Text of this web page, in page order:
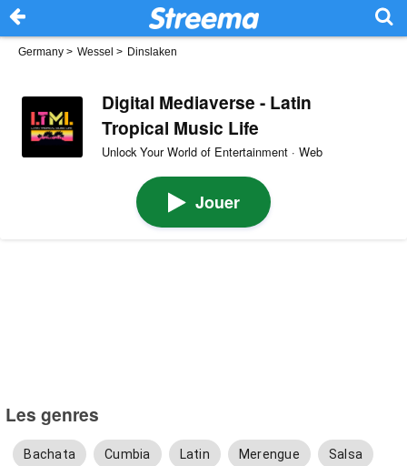
Germany > Wessel > Dinslaken
Digital Mediaverse - Latin
Tropical Music Life
Unlock Your World of Entertainment · Web
Jouer
Les genres
Bachata Cumbia Latin Merengue Salsa